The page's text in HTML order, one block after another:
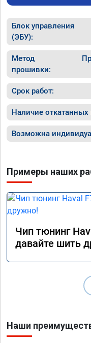
Блок управления
(ЭБУ):
Метод
прошивки:
Срок работ:
Наличие
Возможна
Примеры наших
Чип тюнинг
давайте шить
Наши